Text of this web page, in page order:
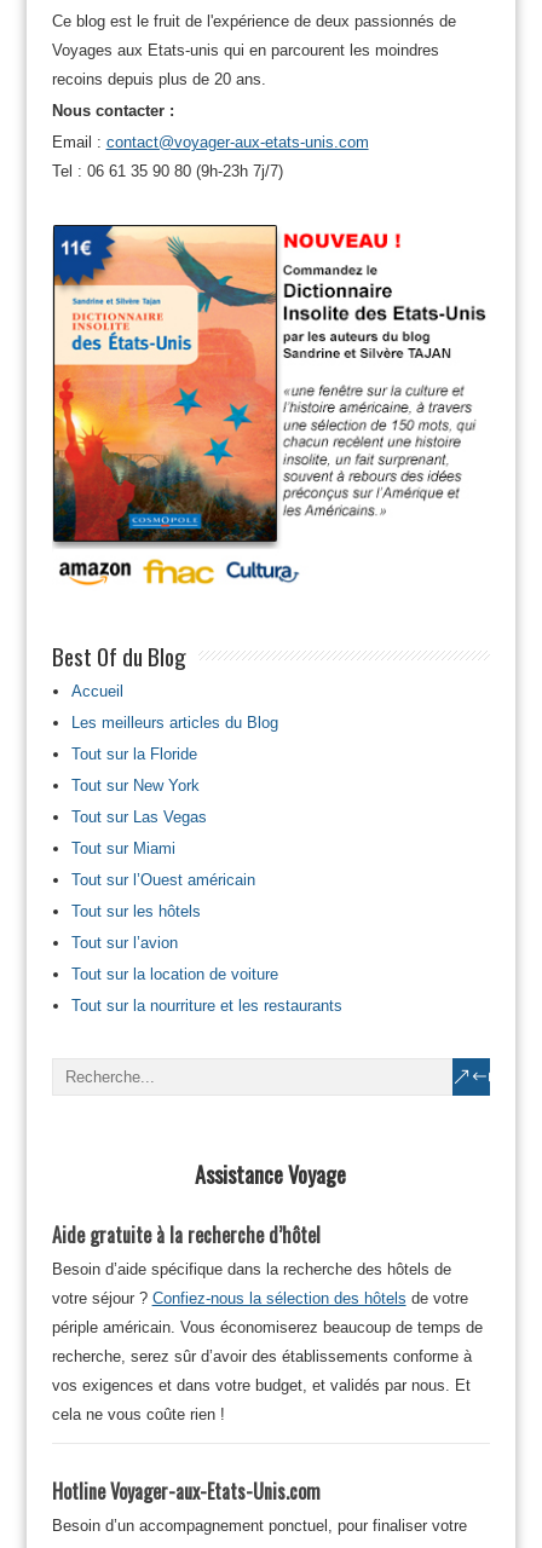
Ce blog est le fruit de l'expérience de deux passionnés de
Voyages aux Etats-unis qui en parcourent les moindres
recoins depuis plus de 20 ans.
Nous contacter :
Email : contact@voyager-aux-etats-unis.com
Tel : 06 61 35 90 80 (9h-23h 7j/7)
Best Of du Blog
Accueil
Les meilleurs articles du Blog
Tout sur la Floride
Tout sur New York
Tout sur Las Vegas
Tout sur Miami
Tout sur l’Ouest américain
Tout sur les hôtels
Tout sur l’avion
Tout sur la location de voiture
Tout sur la nourriture et les restaurants
Assistance Voyage
Aide gratuite à la recherche d’hôtel
Besoin d’aide spécifique dans la recherche des hôtels de
votre séjour ? Confiez-nous la sélection des hôtels de votre
périple américain. Vous économiserez beaucoup de temps de
recherche, serez sûr d’avoir des établissements conforme à
vos exigences et dans votre budget, et validés par nous. Et
cela ne vous coûte rien !
Hotline Voyager-aux-Etats-Unis.com
Besoin d’un accompagnement ponctuel, pour finaliser votre